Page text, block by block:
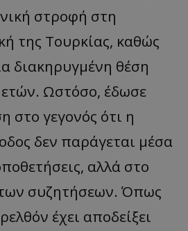
στροφή στη
της Τουρκίας, καθώς
διακηρυγμένη θέση
Ωστόσο, έδωσε
στο γεγονός ότι η
δεν παράγεται μέσα
αλλά στο
των συζητήσεων. Όπως
έχει αποδείξει